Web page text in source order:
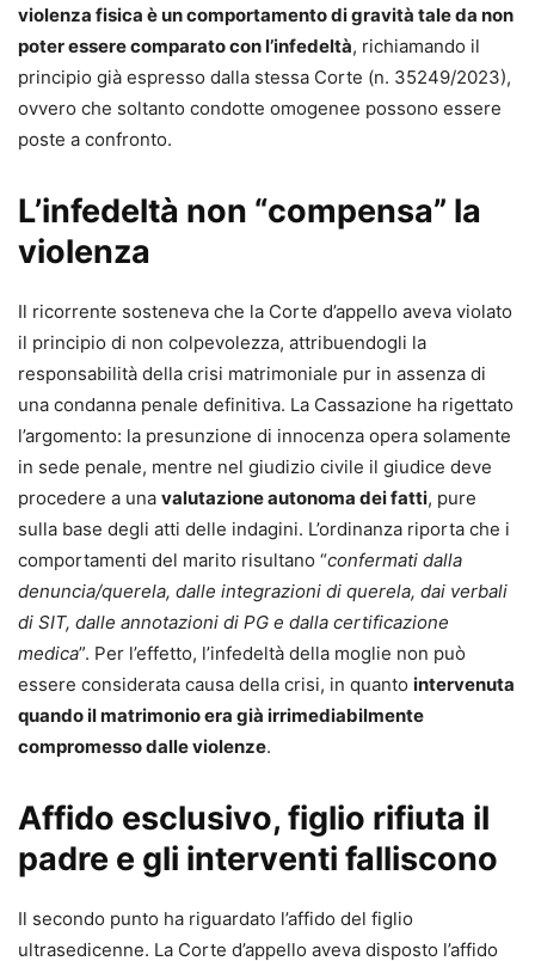
diritto processuale civile dell’Università di Bologna, ove
insegna diritto processuale civile e altre materie
collegate, tra cui un Laboratorio per la gestione dei
conflitti familiari.
Direttore della Summer School organizzata dall’Università
international arbitration. Partecipa a numerosi convegni e
seminari in Italia e all’estero in qualità di relatore. Fa parte
del Comitato editoriale della Rivista trimestrale di diritto e
Procedural Law. Responsabile della sezione dell’Emilia
Romagna della Camera degli avvocati internazionalisti, ha
pubblicato monografie, articoli e saggi in materia di diritto
di famiglia, diritto processuale civile, diritto
internazionale processuale.
violenza fisica è un comportamento di gravità tale da non
poter essere comparato con l’infedeltà, richiamando il
principio già espresso dalla stessa Corte (n. 35249/2023),
ovvero che soltanto condotte omogenee possono essere
poste a confronto.
L’infedeltà non “compensa” la
violenza
Il ricorrente sosteneva che la Corte d’appello aveva violato
il principio di non colpevolezza, attribuendogli la
responsabilità della crisi matrimoniale pur in assenza di
una condanna penale definitiva. La Cassazione ha rigettato
l’argomento: la presunzione di innocenza opera solamente
in sede penale, mentre nel giudizio civile il giudice deve
procedere a una valutazione autonoma dei fatti, pure
sulla base degli atti delle indagini. L’ordinanza riporta che i
comportamenti del marito risultano “confermati dalla
denuncia/querela, dalle integrazioni di querela, dai verbali
di SIT, dalle annotazioni di PG e dalla certificazione
medica”. Per l’effetto, l’infedeltà della moglie non può
essere considerata causa della crisi, in quanto intervenuta
quando il matrimonio era già irrimediabilmente
compromesso dalle violenze.
Affido esclusivo, figlio rifiuta il
padre e gli interventi falliscono
Il secondo punto ha riguardato l’affido del figlio
ultrasedicenne. La Corte d’appello aveva disposto l’affido